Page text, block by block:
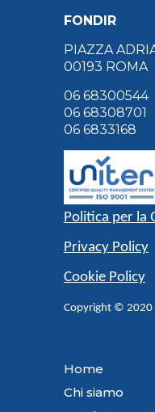
FONDIR
PIAZZA
00193 ROMA
06 68300544
06 68308701
06 6833168
Politica per la
Privacy Policy
Cookie Policy
Copyright © 2020
Home
Chi siamo